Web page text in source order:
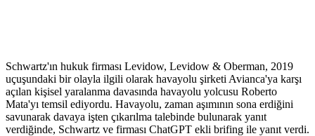
Schwartz'ın hukuk firması Levidow, Levidow & Oberman, 2019
uçuşundaki bir olayla ilgili olarak havayolu şirketi Avianca'ya karşı
açılan kişisel yaralanma davasında havayolu yolcusu Roberto
Mata'yı temsil ediyordu. Havayolu, zaman aşımının sona erdiğini
savunarak davaya işten çıkarılma talebinde bulunarak yanıt
verdiğinde, Schwartz ve firması ChatGPT ekli brifing ile yanıt verdi.